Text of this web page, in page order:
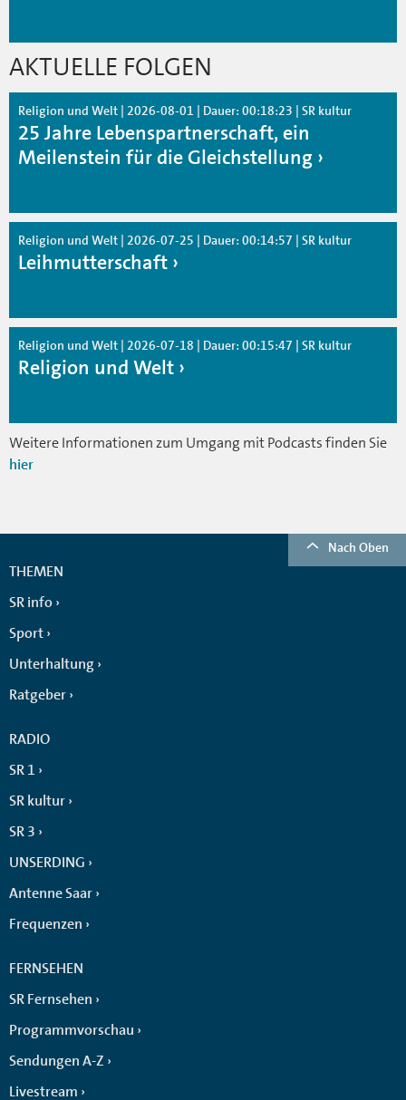
AKTUELLE FOLGEN
Religion und Welt | 2026-08-01 | Dauer: 00:18:23 | SR kultur
25 Jahre Lebenspartnerschaft, ein
Meilenstein für die Gleichstellung
Religion und Welt | 2026-07-25 | Dauer: 00:14:57 | SR kultur
Leihmutterschaft
Religion und Welt | 2026-07-18 | Dauer: 00:15:47 | SR kultur
Religion und Welt
Weitere Informationen zum Umgang mit Podcasts finden Sie
hier
Nach Oben
THEMEN
SR info
Sport
Unterhaltung
Ratgeber
RADIO
SR 1
SR kultur
SR 3
UNSERDING
Antenne Saar
Frequenzen
FERNSEHEN
SR Fernsehen
Programmvorschau
Sendungen A-Z
Livestream